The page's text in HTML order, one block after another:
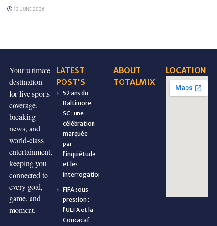
13 JUNE 2026
Your ultimate
destination
for live sports
coverage,
breaking
news, and
world-class
entertainment,
keeping you
connected to
every goal,
game, and
moment.
LATEST
POST'S
52 ans du
Baltimore
SC : une
célébration
marquée
par
l’inquiétude
et les
interrogations
FIFA sous
pression :
l’UEFA et la
Concacaf
ABOUT
TOTALMIX
LOCATION